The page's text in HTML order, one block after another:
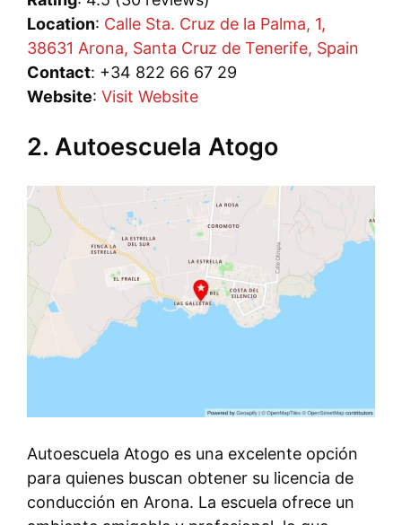
Location: Calle Sta. Cruz de la Palma, 1,
38631 Arona, Santa Cruz de Tenerife, Spain
Contact: +34 822 66 67 29
Website: Visit Website
2. Autoescuela Atogo
Autoescuela Atogo es una excelente opción
para quienes buscan obtener su licencia de
conducción en Arona. La escuela ofrece un